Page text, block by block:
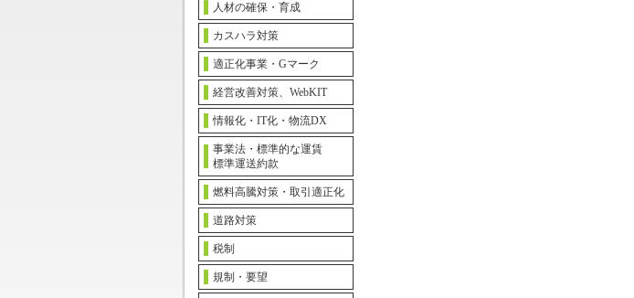
人材の確保・育成
カスハラ対策
適正化事業・Gマーク
経営改善対策、WebKIT
情報化・IT化・物流DX
事業法・標準的な運賃
標準運送約款
燃料高騰対策・取引適正化
道路対策
税制
規制・要望